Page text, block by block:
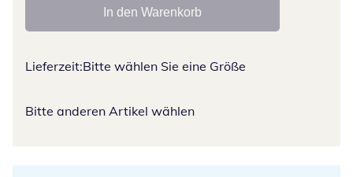
In den Warenkorb
Lieferzeit:Bitte wählen Sie eine Größe
Bitte anderen Artikel wählen